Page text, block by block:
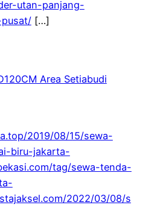
utan-panjang-
[…]
Area Setiabudi
2019/08/15/sewa-
biru-jakarta-
tag/sewa-tenda-
2022/03/08/s